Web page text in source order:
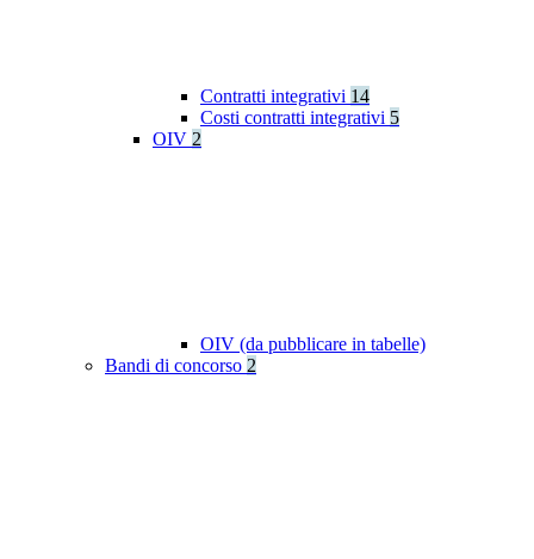
Contratti integrativi 14
Costi contratti integrativi 5
OIV 2
OIV (da pubblicare in tabelle)
Bandi di concorso 2